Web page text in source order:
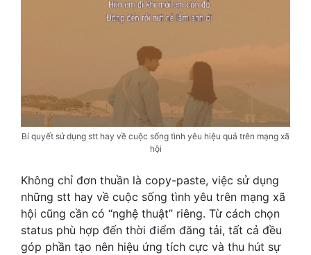
Bí quyết sử dụng stt hay về cuộc sống tình yêu hiệu quả trên mạng xã
hội
Không chỉ đơn thuần là copy-paste, việc sử dụng
những stt hay về cuộc sống tình yêu trên mạng xã
hội cũng cần có “nghệ thuật” riêng. Từ cách chọn
status phù hợp đến thời điểm đăng tải, tất cả đều
góp phần tạo nên hiệu ứng tích cực và thu hút sự